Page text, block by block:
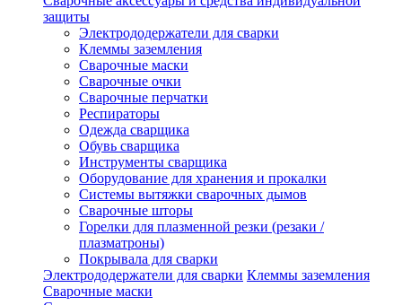
защиты
Электрододержатели для сварки
Клеммы заземления
Сварочные маски
Сварочные очки
Сварочные перчатки
Респираторы
Одежда сварщика
Обувь сварщика
Инструменты сварщика
Оборудование для хранения и прокалки
Системы вытяжки сварочных дымов
Сварочные шторы
Горелки для плазменной резки (резаки /
плазматроны)
Покрывала для сварки
Электрододержатели для сварки Клеммы заземления
Сварочные маски